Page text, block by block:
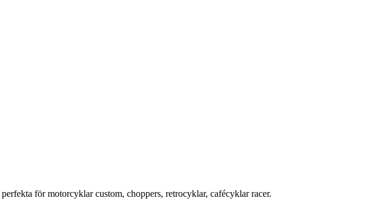
för motorcyklar custom, choppers, retrocyklar, cafécyklar racer.